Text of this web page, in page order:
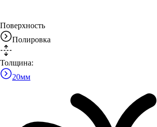
Поверхность
Полировка
Толщина:
20мм